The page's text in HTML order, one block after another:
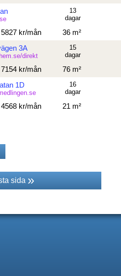
5827 kr/mån 36 m²
13
dagar
3A
direkt
7154 kr/mån 76 m²
15
dagar
1D
4568 kr/mån 21 m²
16
dagar
sida